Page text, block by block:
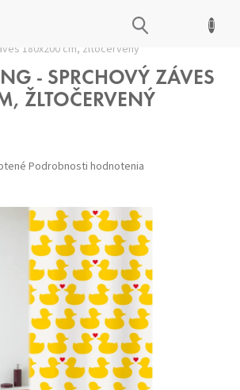
NÁKUPNÝ
Sprchové závesy
180x200 cm, žltočervený
- SPRCHOVÝ ZÁVES
ŽLTOČERVENÝ
Podrobnosti hodnotenia